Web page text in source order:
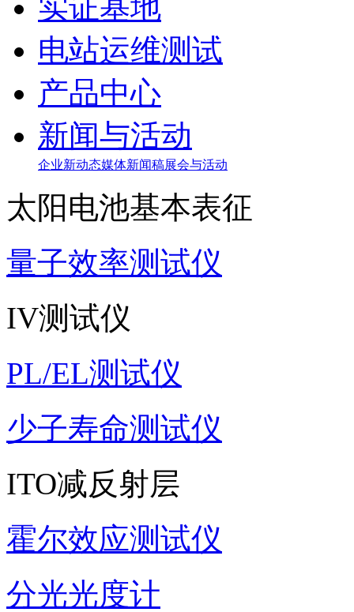
实证基地
电站运维测试
产品中心
新闻与活动
企业新动态媒体新闻稿展会与活动
太阳电池基本表征
量子效率测试仪
IV测试仪
PL/EL测试仪
少子寿命测试仪
ITO减反射层
霍尔效应测试仪
分光光度计